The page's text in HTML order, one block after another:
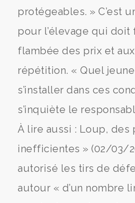
protégeables. » C’est
pour l’élevage qui doit
flambée des prix et
répétition. « Quel
s’installer dans ces
s’inquiète le
À lire aussi : Loup, des
inefficientes » (02/03/
autorisé les tirs de
autour « d’un nombre